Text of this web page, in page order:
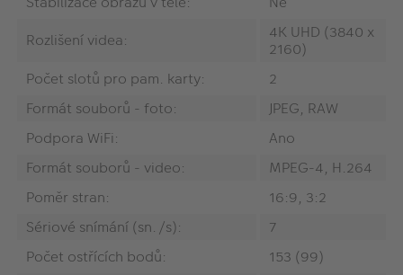
Rozlišení videa:
4K UHD (3840 x
2160)
Počet slotů pro pam. karty:
2
Formát souborů - foto:
JPEG, RAW
Podpora WiFi:
Ano
Formát souborů - video:
MPEG-4, H.264
Poměr stran:
16:9, 3:2
Sériové snímání (sn./s):
7
Počet ostřících bodů:
153 (99)